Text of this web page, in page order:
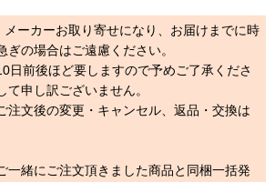
ーカーお取り寄せになり、お届けまでに時
ぎの場合はご遠慮ください。
日前後ほど要しますので予めご了承くださ
て申し訳ございません。
注文後の変更・キャンセル、返品・交換は
一緒にご注文頂きました商品と同梱一括発